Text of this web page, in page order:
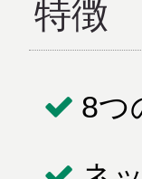
特徴
8つ